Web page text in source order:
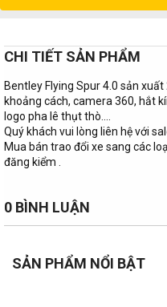
CHI TIẾT SẢN PHẨM
Bentley Flying Spur 4.0 sản
khoảng cách, camera 360, hắt
logo pha lê thụt thò....
Quý khách vui lòng liên hệ với
Mua bán trao đổi xe sang các
đăng kiểm .
0 BÌNH LUẬN
SẢN PHẨM NỔI BẬT